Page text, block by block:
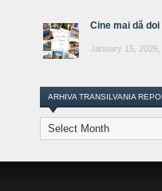
Cine mai dă
January 15, 2026,
ARHIVA TRANSILVANIA
Arhiva
Transilvania